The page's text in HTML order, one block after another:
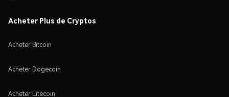
Acheter Plus de Cryptos
Acheter Bitcoin
Acheter Dogecoin
Acheter Litecoin